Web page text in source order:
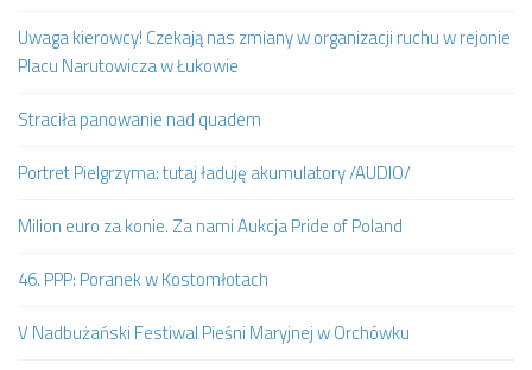
Uwaga kierowcy! Czekają nas zmiany w organizacji ruchu w rejonie
Placu Narutowicza w Łukowie
Straciła panowanie nad quadem
Portret Pielgrzyma: tutaj ładuję akumulatory /AUDIO/
Milion euro za konie. Za nami Aukcja Pride of Poland
46. PPP: Poranek w Kostomłotach
V Nadbużański Festiwal Pieśni Maryjnej w Orchówku